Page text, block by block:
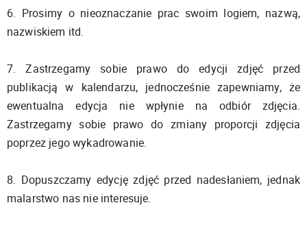
6. Prosimy o nieoznaczanie prac swoim logiem, nazwą,
nazwiskiem itd.
7. Zastrzegamy sobie prawo do edycji zdjęć przed
publikacją w kalendarzu, jednocześnie zapewniamy, że
ewentualna edycja nie wpłynie na odbiór zdjęcia.
Zastrzegamy sobie prawo do zmiany proporcji zdjęcia
poprzez jego wykadrowanie.
8. Dopuszczamy edycję zdjęć przed nadesłaniem, jednak
malarstwo nas nie interesuje.